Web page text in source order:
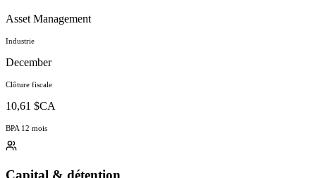
Asset Management
Industrie
December
Clôture fiscale
10,61 $CA
BPA 12 mois
Capital & détention